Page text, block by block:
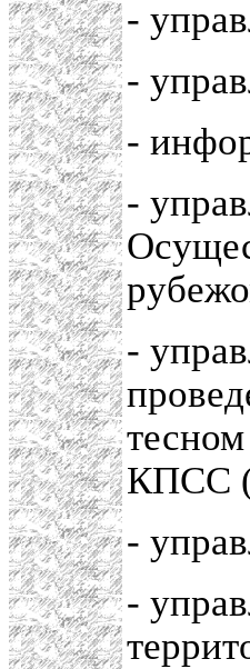
-
-
-
-
-
КПСС
-
-